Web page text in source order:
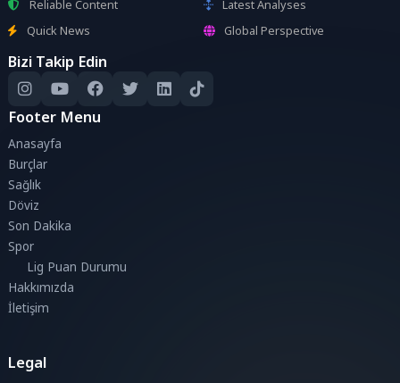
Reliable Content
Latest Analyses
Quick News
Global Perspective
Bizi Takip Edin
Footer Menu
Anasayfa
Burçlar
Sağlık
Döviz
Son Dakika
Spor
Lig Puan Durumu
Hakkımızda
İletişim
Legal